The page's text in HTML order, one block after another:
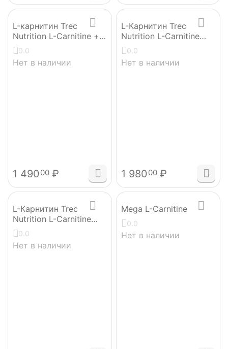
L-карнитин Trec
Nutrition L-Carnitine +
Green Tea 90 капсул
0.0
Нет в наличии
1 49000 ₽
L-Карнитин Trec
Nutrition L-Carnitine
Complex 90 капсул
0.0
Нет в наличии
1 98000 ₽
L-Карнитин Trec
Nutrition L-Carnitine
Gold 946 мл
0.0
Нет в наличии
Mega L-Carnitine
0.0
Нет в наличии